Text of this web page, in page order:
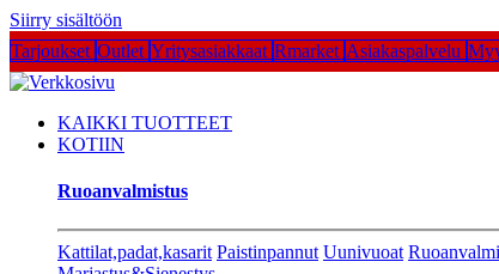
Siirry sisältöön
Tarjoukset Outlet Yritysasiakkaat Rmarket Asiakaspalvelu
KAIKKI TUOTTEET
KOTIIN
Ruoanvalmistus
Kattilat,padat,kasarit Paistinpannut Uunivuoat